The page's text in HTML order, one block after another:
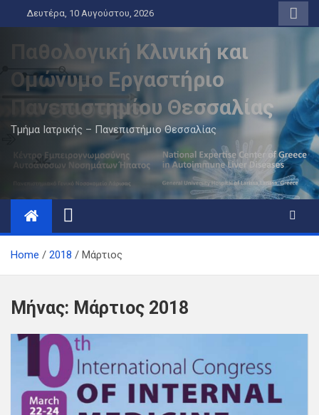
to
Δευτέρα, 10 Αυγούστου, 2026
Παθολογική Κλινική και
Ομώνυμο Εργαστήριο
Πανεπιστημίου Θεσσαλίας
Τμήμα Ιατρικής – Πανεπιστήμιο Θεσσαλίας
Home 2018 Μάρτιος
Μήνας: Μάρτιος 2018